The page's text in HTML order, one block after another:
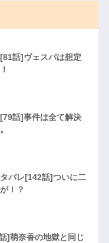
話]ヴェスパは想定
話]事件は全て解決
バレ[142話]ついに二
！？
]萌奈香の地獄と同じ